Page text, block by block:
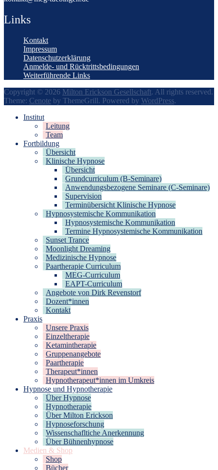
Links
Kontakt
Impressum
Datenschutzerklärung
Anmelde- und Rücktrittsbedingungen
Weiterführende Links
Copyright © 2026 Milton Erickson Gesellschaft. All rights reserved.
Theme: Cenote by ThemeGrill. Powered by WordPress.
Institut
Leitung
Team
Fortbildung
Übersicht
Klinische Hypnose
Übersicht
Grundcurriculum (B-Seminare)
Anwendungsbezogene Seminare (C-Seminare)
Supervision
Terminübersicht Klinische Hypnose
Hypnosystemische Kommunikation
Hypnosystemische Kommunikation
Termine Hypnosystemische Kommunikation
Sunset Trance
Moonlight Dreaming
Medizinische Hypnose
Paartherapie Curriculum
MEG-Curriculum
EAPT-Curriculum
Angebote von Dirk Revenstorf
Dozent*innen
Kontakt
Praxis
Unsere Praxis
Einzeltherapie
Ketamintherapie
Gruppenangebote
Paartherapie
Therapeut*innen
Hypnotherapeut*innen im Umkreis
Hypnose und Hypnotherapie
Über Hypnose
Hypnotherapie
Über Milton Erickson
Hypnoseforschung
Wissenschafltiche Anerkennung
Über Bühnenhypnose
Medien & Shop
Shop
Bücher